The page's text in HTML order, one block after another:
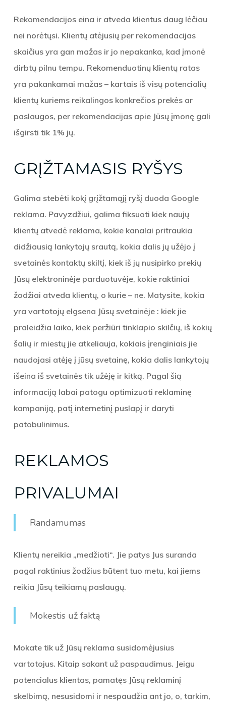
Rekomendacijos eina ir atveda klientus daug lėčiau
nei norėtųsi. Klientų atėjusių per rekomendacijas
skaičius yra gan mažas ir jo nepakanka, kad įmonė
dirbtų pilnu tempu. Rekomenduotinų klientų ratas
yra pakankamai mažas – kartais iš visų potencialių
klientų kuriems reikalingos konkrečios prekės ar
paslaugos, per rekomendacijas apie Jūsų įmonę gali
išgirsti tik 1% jų.
GRĮŽTAMASIS RYŠYS
Galima stebėti kokį grįžtamąjį ryšį duoda Google
reklama. Pavyzdžiui, galima fiksuoti kiek naujų
klientų atvedė reklama, kokie kanalai pritraukia
didžiausią lankytojų srautą, kokia dalis jų užėjo į
svetainės kontaktų skiltį, kiek iš jų nusipirko prekių
Jūsų elektroninėje parduotuvėje, kokie raktiniai
žodžiai atveda klientų, o kurie – ne. Matysite, kokia
yra vartotojų elgsena Jūsų svetainėje : kiek jie
praleidžia laiko, kiek peržiūri tinklapio skilčių, iš kokių
šalių ir miestų jie atkeliauja, kokiais įrenginiais jie
naudojasi atėję į jūsų svetainę, kokia dalis lankytojų
išeina iš svetainės tik užėję ir kitką. Pagal šią
informaciją labai patogu optimizuoti reklaminę
kampaniją, patį internetinį puslapį ir daryti
patobulinimus.
REKLAMOS
PRIVALUMAI
Randamumas
Klientų nereikia „medžioti“. Jie patys Jus suranda
pagal raktinius žodžius būtent tuo metu, kai jiems
reikia Jūsų teikiamų paslaugų.
Mokestis už faktą
Mokate tik už Jūsų reklama susidomėjusius
vartotojus. Kitaip sakant už paspaudimus. Jeigu
potencialus klientas, pamatęs Jūsų reklaminį
skelbimą, nesusidomi ir nespaudžia ant jo, o, tarkim,